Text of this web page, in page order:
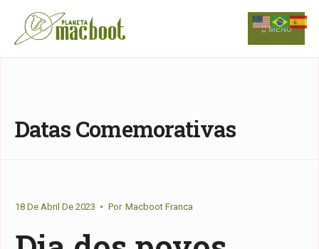
Skip
to
MENU
Datas Comemorativas
18 De Abril De 2023 • Por Macboot Franca